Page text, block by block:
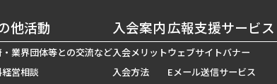
他活動
業界団体等との交流など
営相談
入会案内
入会メリット
入会方法
広報支援サービス
ウェブサイトバナー
Eメール送信サービス